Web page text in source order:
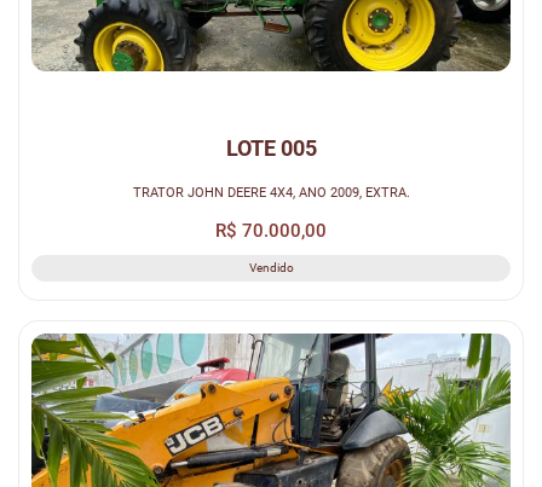
LOTE 005
TRATOR JOHN DEERE 4X4, ANO 2009, EXTRA.
R$ 70.000,00
Vendido